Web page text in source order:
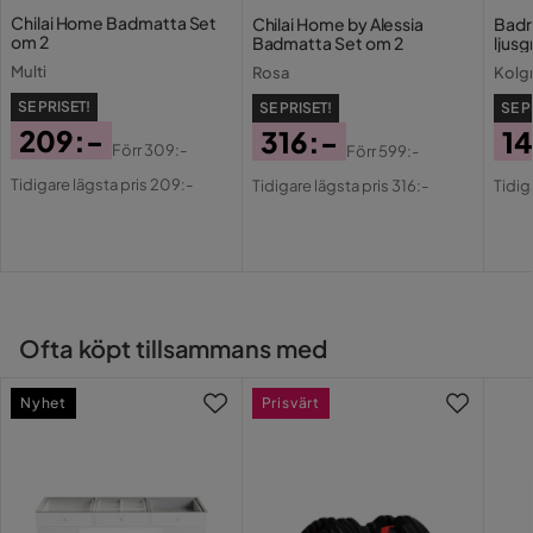
Chilai Home Badmatta Set
om 2
Multi
SE PRISET!
Pris
209:-
Original
Förr309:-
Tidigare lägsta pris 209:-
Chilai Home by Alessia
Badmatta Set om 2
Rosa
SE PRISET!
Pris
316:-
Original
Förr599:-
Tidigare lägsta pris 316:-
SE
Ofta köpt tillsammans med
Nyhet Prisvärt